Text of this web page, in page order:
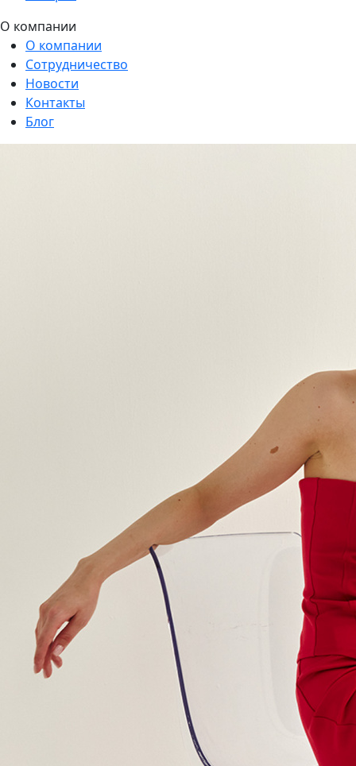
О компании
О компании
Сотрудничество
Новости
Контакты
Блог